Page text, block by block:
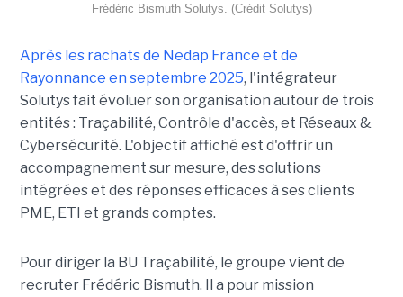
Frédéric Bismuth Solutys. (Crédit Solutys)
Après les rachats de Nedap France et de
Rayonnance en septembre 2025, l'intégrateur
Solutys fait évoluer son organisation autour de trois
entités : Traçabilité, Contrôle d'accès, et Réseaux &
Cybersécurité. L'objectif affiché est d'offrir un
accompagnement sur mesure, des solutions
intégrées et des réponses efficaces à ses clients
PME, ETI et grands comptes.
Pour diriger la BU Traçabilité, le groupe vient de
recruter Frédéric Bismuth. Il a pour mission